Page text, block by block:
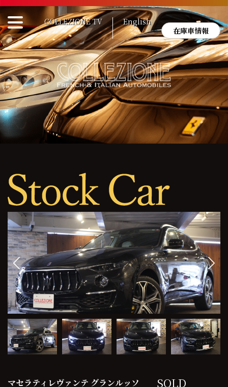
Skip
to
content
COLLEZIONE TV
English
在庫車情報
マセラティレヴァンテ グランルッソ SOLD